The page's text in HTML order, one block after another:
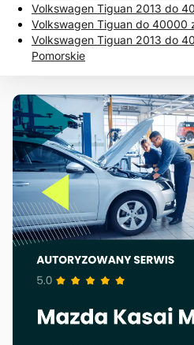
Volkswagen Tiguan 2013 do
Volkswagen Tiguan do 40000
Volkswagen Tiguan 2013 do
Pomorskie